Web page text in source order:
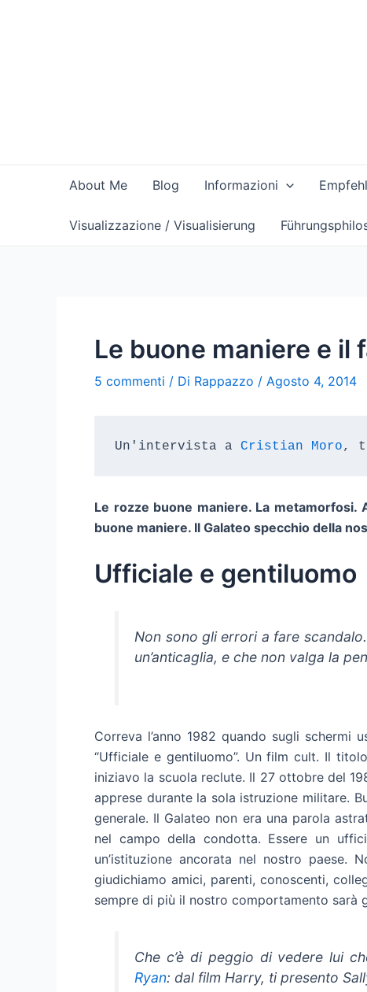
About Me Blog Informazioni
Visualizzazione / Visualisierung
Le buone maniere e il
5 commenti / Di Rappazzo / Agosto 4, 2014
Un'intervista a Cristian Moro,
Le rozze buone maniere. La metamorfosi.
buone maniere. Il Galateo specchio della
Ufficiale e gentiluomo
Non sono gli errori a fare
un’anticaglia, e che non valga la
Correva l’anno 1982 quando sugli schermi
“Ufficiale e gentiluomo”. Un film cult. Il
iniziavo la scuola reclute. Il 27 ottobre del
apprese durante la sola istruzione militare.
generale. Il Galateo non era una parola
nel campo della condotta. Essere un
un’istituzione ancorata nel nostro paese.
giudichiamo amici, parenti, conoscenti,
sempre di più il nostro comportamento sarà
Che c’è di peggio di vedere lui
Ryan: dal film Harry, ti presento